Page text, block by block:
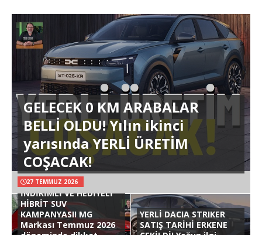
GELECEK 0 KM ARABALAR
BELLİ OLDU! Yılın ikinci
yarısında YERLİ ÜRETİM
COŞACAK!
27 TEMMUZ 2026
İNDİRİMLİ VE HEDİYELİ
HİBRİT SUV
KAMPANYASI! MG
Markası Temmuz 2026
YERLİ DACIA STRIKER
SATIŞ TARİHİ ERKENE